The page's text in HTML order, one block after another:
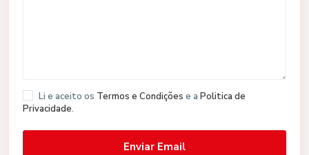
Li e aceito os Termos e Condições e a Politica de
Privacidade.